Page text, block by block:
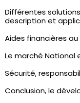
Différentes
description et
Aides financières
Le marché National
Sécurité,
Conclusion, le